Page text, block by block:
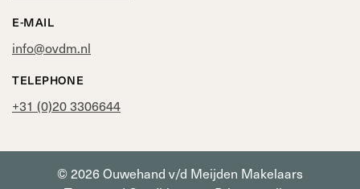
E-MAIL
info@ovdm.nl
TELEPHONE
+31 (0)20 3306644
© 2026 Ouwehand v/d Meijden Makelaars